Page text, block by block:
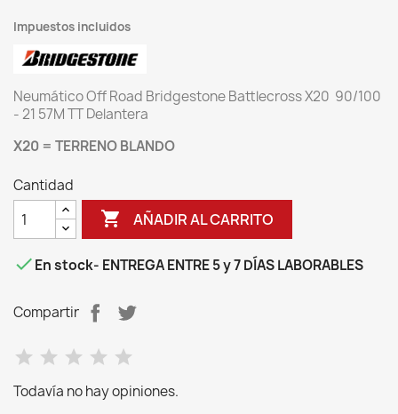
Impuestos incluidos
Neumático Off Road Bridgestone Battlecross X20 90/100
- 21 57M TT Delantera
X20 = TERRENO BLANDO
Cantidad
 AÑADIR AL CARRITO
En stock- ENTREGA ENTRE 5 y 7 DÍAS LABORABLES
Compartir
Todavía no hay opiniones.